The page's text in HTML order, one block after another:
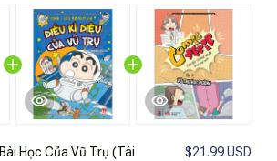
Bài Học Của Vũ Trụ (Tái
$21.99 USD